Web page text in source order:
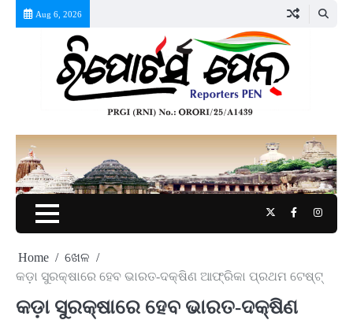
Aug 6, 2026
TwitterFacebook
Home
ଖେଳ
କଡ଼ା ସୁରକ୍ଷାରେ ହେବ ଭାରତ-ଦକ୍ଷିଣ ଆଫ୍ରିକା ପ୍ରଥମ ଟେଷ୍ଟ୍
କଡ଼ା ସୁରକ୍ଷାରେ ହେବ ଭାରତ-ଦକ୍ଷିଣ